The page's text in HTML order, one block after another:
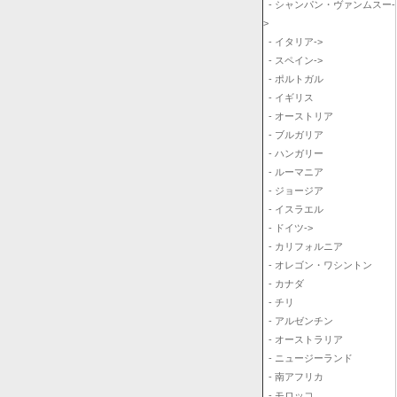
- シャンパン・ヴァンムスー-
>
- イタリア->
- スペイン->
- ポルトガル
- イギリス
- オーストリア
- ブルガリア
- ハンガリー
- ルーマニア
- ジョージア
- イスラエル
- ドイツ->
- カリフォルニア
- オレゴン・ワシントン
- カナダ
- チリ
- アルゼンチン
- オーストラリア
- ニュージーランド
- 南アフリカ